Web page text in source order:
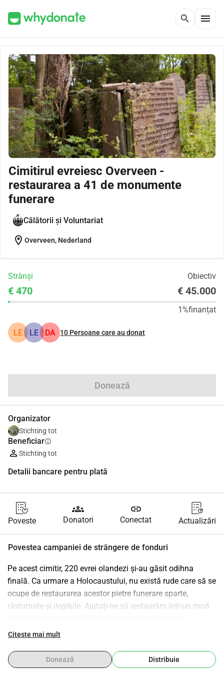
search menu
Cimitirul evreiesc Overveen -
restaurarea a 41 de monumente
funerare
Călătorii și Voluntariat
location_on Overveen, Nederland
Strânși Obiectiv
€ 470 € 45.000
1%finanțat
LE LE DA 10 Persoane care au donat
Donează
Organizator
Stichting tot
Beneficiarinfo
Stichting tot
Detalii bancare pentru plată
Poveste
groups
Donatori
link
Conectat Actualizări
Povestea campaniei de strângere de fonduri
Pe acest cimitir, 220 evrei olandezi și-au găsit odihna
finală. Ca urmare a Holocaustului, nu există rude care să se
ocupe de restaurarea acestor pietre funerare sparte,
răsturnate și ilegibile. Ajutați-ne să restaurăm într-un mod
Pe cimitirul evreiesc din Overveen, sunt înmormântate în
monumente funerare cu texte în ebraică și olandeză.
Citeste mai mult
Donează Distribuie